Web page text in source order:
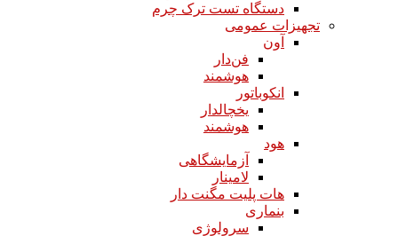
دستگاه تست ترک چرم
تجهیزات عمومی
آون
فن‌دار
هوشمند
انکوباتور
یخچالدار
هوشمند
هود
آزمایشگاهی
لامینار​​​​​​​
هات پلیت مگنت دار​​​​​​​
بنماری
سرولوژی